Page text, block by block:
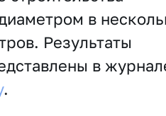
в
Результаты
в
.